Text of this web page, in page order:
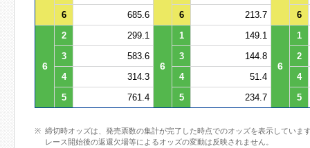
6
685.6 6 213.7 6
6
2 299.1
6
1 149.1
6
1
3
583.6 3 144.8
2
4
314.3 4 51.4
4
5
761.4 5 234.7 5
締切時オッズは、発売票数の集計が完了した時点でのオッズを表示していま
レース開始後の返還欠場等によるオッズの変動は反映されません。